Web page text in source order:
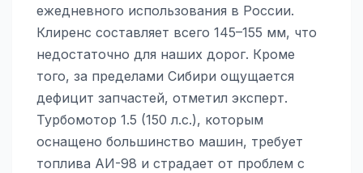
ежедневного использования в России.
Клиренс составляет всего 145–155 мм, что
недостаточно для наших дорог. Кроме
того, за пределами Сибири ощущается
дефицит запчастей, отметил эксперт.
Турбомотор 1.5 (150 л.с.), которым
оснащено большинство машин, требует
топлива АИ-98 и страдает от проблем с